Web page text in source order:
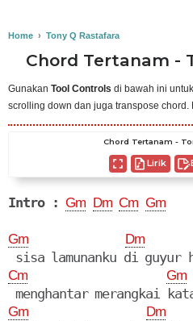
Home › Tony Q Rastafara
Chord Tertanam -
Gunakan Tool Controls di bawah ini
scrolling down dan juga transpose chord.
Chord Tertanam -
Lirik
Intro : Gm Dm Cm Gm
Gm Dm
Cm Gm
Gm Dm